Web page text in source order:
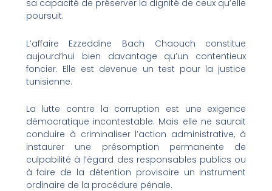
sa capacité de préserver la dignité de ceux qu’elle
poursuit.
L’affaire Ezzeddine Bach Chaouch constitue
aujourd’hui bien davantage qu’un contentieux
foncier. Elle est devenue un test pour la justice
tunisienne.
La lutte contre la corruption est une exigence
démocratique incontestable. Mais elle ne saurait
conduire à criminaliser l’action administrative, à
instaurer une présomption permanente de
culpabilité à l’égard des responsables publics ou
à faire de la détention provisoire un instrument
ordinaire de la procédure pénale.